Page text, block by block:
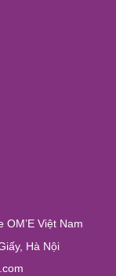
Việt Nam
Hà Nội